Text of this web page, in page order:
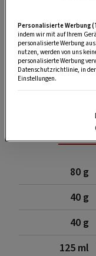
80 g
40 g
40 g
125 ml
Personalisierte Werbung
indem wir mit auf Ihrem
personalisierte Werbung
nutzen, werden von uns
personalisierte Werbung
Datenschutzrichtlinie, in der
Einstellungen.